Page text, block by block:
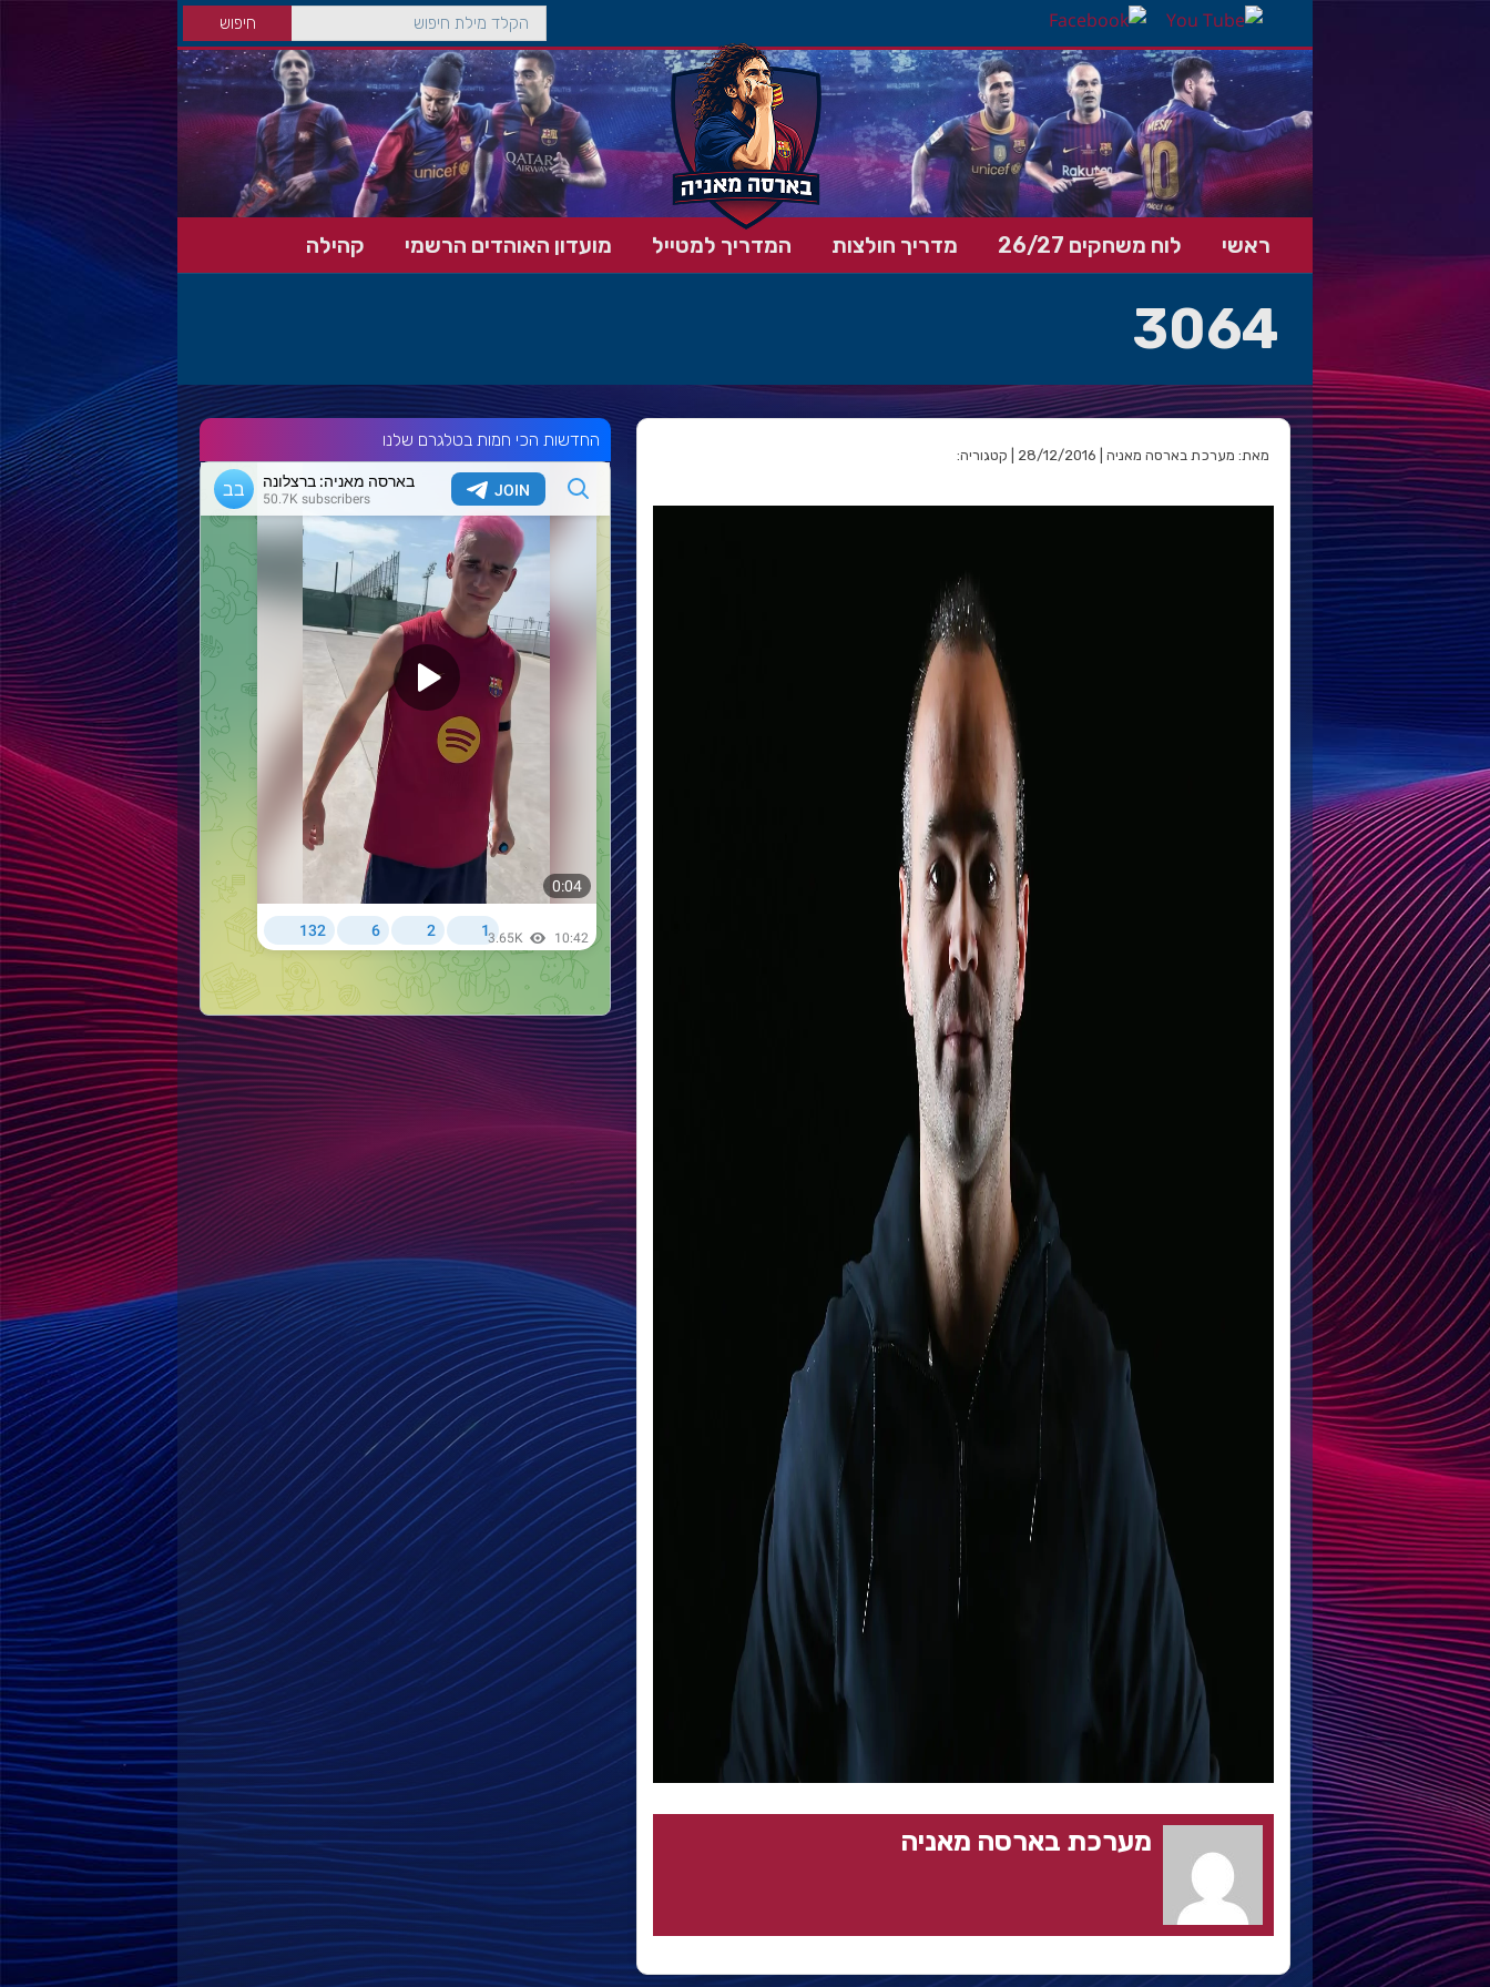
ראשי לוח משחקים 26/27 מדריך חולצות המדריך למטייל מועדון האוהדים הרשמי קהילה
3064
מאת: מערכת בארסה מאניה | 28/12/2016 | קטגוריה:
מערכת בארסה מאניה
החדשות הכי חמות בטלגרם שלנו